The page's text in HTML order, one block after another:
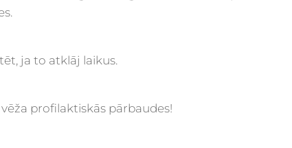
ja to atklāj laikus.
profilaktiskās pārbaudes!